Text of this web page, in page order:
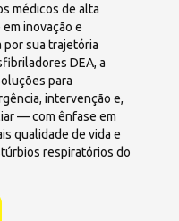
médicos de alta
inovação e
por sua trajetória
DEA, a
para
intervenção e,
— com ênfase em
qualidade de vida e
respiratórios do